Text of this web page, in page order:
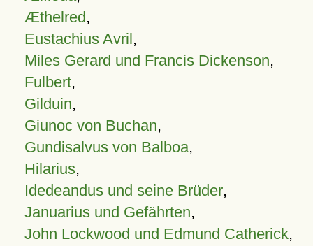
Æthelred,
Eustachius Avril,
Miles Gerard und Francis Dickenson,
Fulbert,
Gilduin,
Giunoc von Buchan,
Gundisalvus von Balboa,
Hilarius,
Idedeandus und seine Brüder,
Januarius und Gefährten,
John Lockwood und Edmund Catherick,